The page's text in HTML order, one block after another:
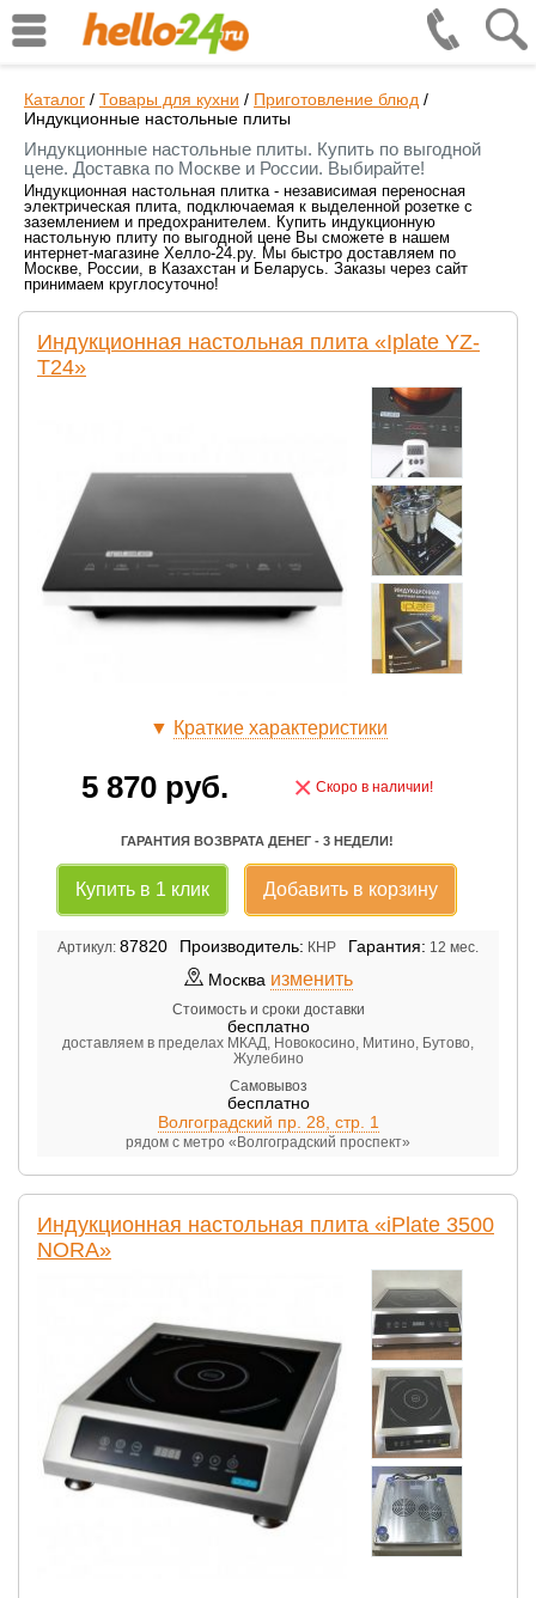
Каталог / Товары для кухни / Приготовление блюд /
Индукционные настольные плиты
Индукционные настольные плиты. Купить по выгодной
цене. Доставка по Москве и России. Выбирайте!
Индукционная настольная плитка - независимая переносная
электрическая плита, подключаемая к выделенной розетке с
заземлением и предохранителем. Купить индукционную
настольную плиту по выгодной цене Вы сможете в нашем
интернет-магазине Хелло-24.ру. Мы быстро доставляем по
Москве, России, в Казахстан и Беларусь. Заказы через сайт
принимаем круглосуточно!
Индукционная настольная плита «Iplate YZ-
T24»
▼ Краткие характеристики
5 870 руб. × Скоро в наличии!
ГАРАНТИЯ ВОЗВРАТА ДЕНЕГ - 3 НЕДЕЛИ!
Купить в 1 клик Добавить в корзину
Артикул: 87820 Производитель: КНР Гарантия: 12 мес.
Москва изменить
Стоимость и сроки доставки
бесплатно
доставляем в пределах МКАД, Новокосино, Митино, Бутово,
Жулебино
Самовывоз
бесплатно
Волгоградский пр. 28, стр. 1
рядом с метро «Волгоградский проспект»
Индукционная настольная плита «iPlate 3500
NORA»